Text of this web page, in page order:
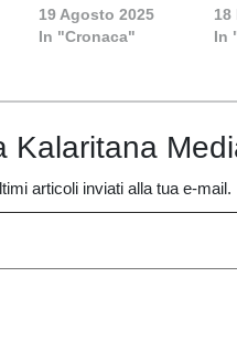
domiciliari a
Siurgus
19 Agosto 2025
In "Cronaca"
18
In
Kalaritana
articoli inviati alla tua e-mail.